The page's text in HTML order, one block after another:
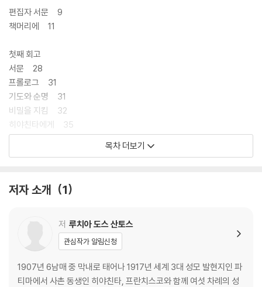
편집자 서문 9
책머리에 11
첫째 회고
서문 28
프롤로그 31
기도와 순명 31
비밀을 지킴 32
히야친타에게 35
십자가에 못 박히신 주님께 대한 사랑 42
보고 배우는 히야친타 45
꼬마 목동 히야친타 49
첫 번째 발현 52
지옥에 대한 생각 55
죄인들의 회개 57
목차 더보기
저자 소개 1
저 루치아 도스 산토스
관심작가 알림신청
1907년 6남매 중 막내로 태어나 1917년 세계 3대 성모 발현지인 파
티마에서 사촌 동생인 히야친타, 프란치스코와 함께 여섯 차례의 성